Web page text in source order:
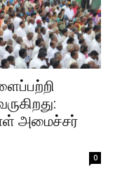
அமைச்சர்
0